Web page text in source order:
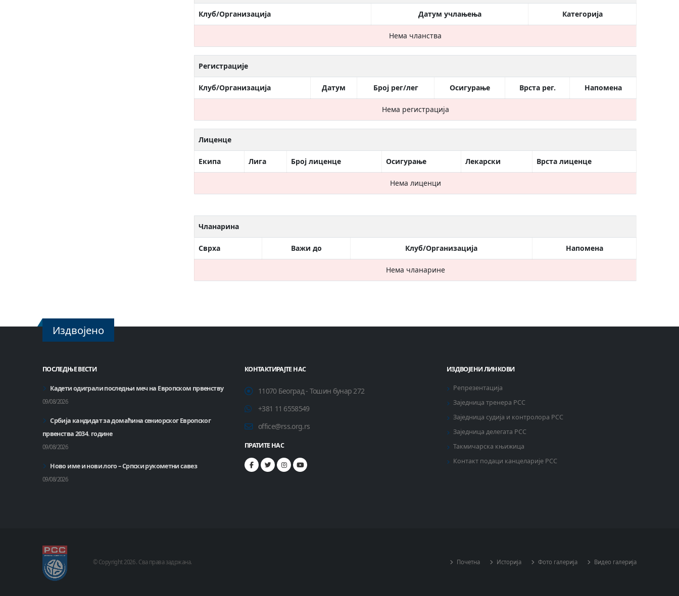
Клуб/Организација Датум учлањења Категорија
Нема чланства
Регистрације
Клуб/Организација Датум Број рег/лег Осигурање Врста рег. Напомена
Нема регистрација
Лиценце
Екипа Лига Број лиценце Осигурање Лекарски Врста лиценце
Нема лиценци
Чланарина
Сврха Важи до Клуб/Организација Напомена
Нема чланарине
Издвојено
ПОСЛЕДЊЕ ВЕСТИ
Кадети одиграли последњи меч на Европском првенству
09/08/2026
Србија кандидат за домаћинa сениорског Европског
првенства 2034. године
09/08/2026
Ново име и нови лого – Српски рукометни савез
09/08/2026
КОНТАКТИРАЈТЕ НАС
11070 Београд - Тошин бунар 272
+381 11 6558549
office@rss.org.rs
ПРАТИТЕ НАС
ИЗДВОЈЕНИ ЛИНКОВИ
Репрезентација
Заједница тренера РСС
Заједница судија и контролора РСС
Заједница делегата РСС
Такмичарска књижица
Контакт подаци канцеларије РСС
© Copyright 2026 . Сва права задржана. Почетна Историја Фото галерија Видео галерија